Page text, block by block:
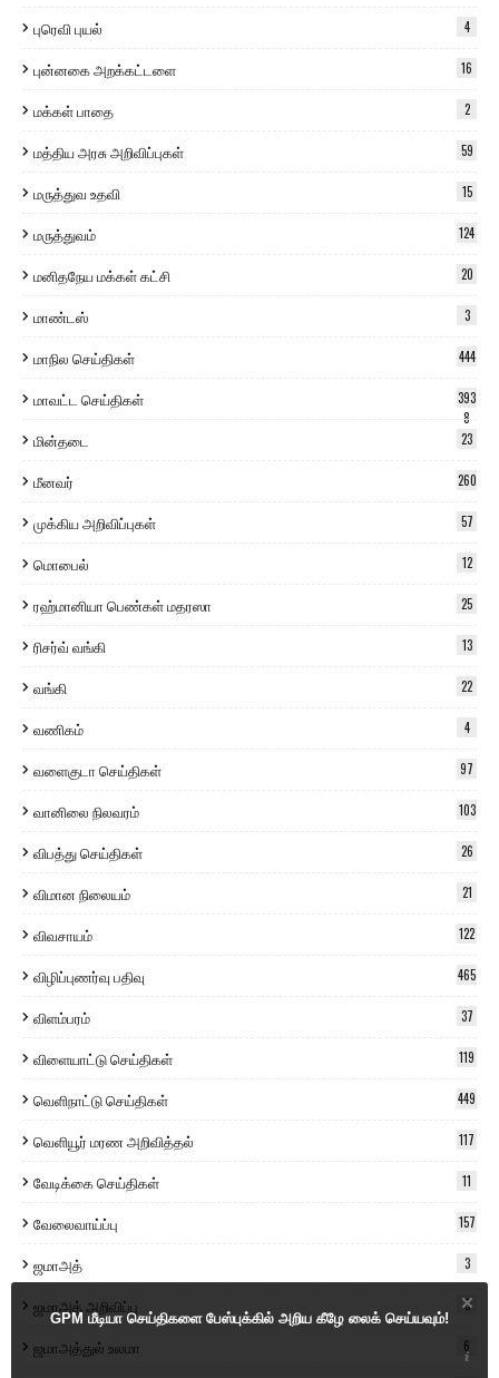
புரெவி புயல் 4
புன்னகை அறக்கட்டளை 16
மக்கள் பாதை 2
மத்திய அரசு அறிவிப்புகள் 59
மருத்துவ உதவி 15
மருத்துவம் 124
மனிதநேய மக்கள் கட்சி 20
மாண்டஸ் 3
மாநில செய்திகள் 444
மாவட்ட செய்திகள்
393
8
மின்தடை 23
மீனவர் 260
முக்கிய அறிவிப்புகள் 57
மொபைல் 12
ரஹ்மானியா பெண்கள் மதரஸா 25
ரிசர்வ் வங்கி 13
வங்கி 22
வணிகம் 4
வளைகுடா செய்திகள் 97
வானிலை நிலவரம் 103
விபத்து செய்திகள் 26
விமான நிலையம் 21
விவசாயம் 122
விழிப்புணர்வு பதிவு 465
விளம்பரம் 37
விளையாட்டு செய்திகள் 119
வெளிநாட்டு செய்திகள் 449
வெளியூர் மரண அறிவித்தல் 117
வேடிக்கை செய்திகள் 11
வேலைவாய்ப்பு 157
ஜமாஅத் 3
ஜமாஅத் அறிவிப்பு 5
ஜமாஅத்துல் உலமா 6
GPM மீடியா செய்திகளை பேஸ்புக்கில் அறிய கீழே லைக் செய்யவும்!